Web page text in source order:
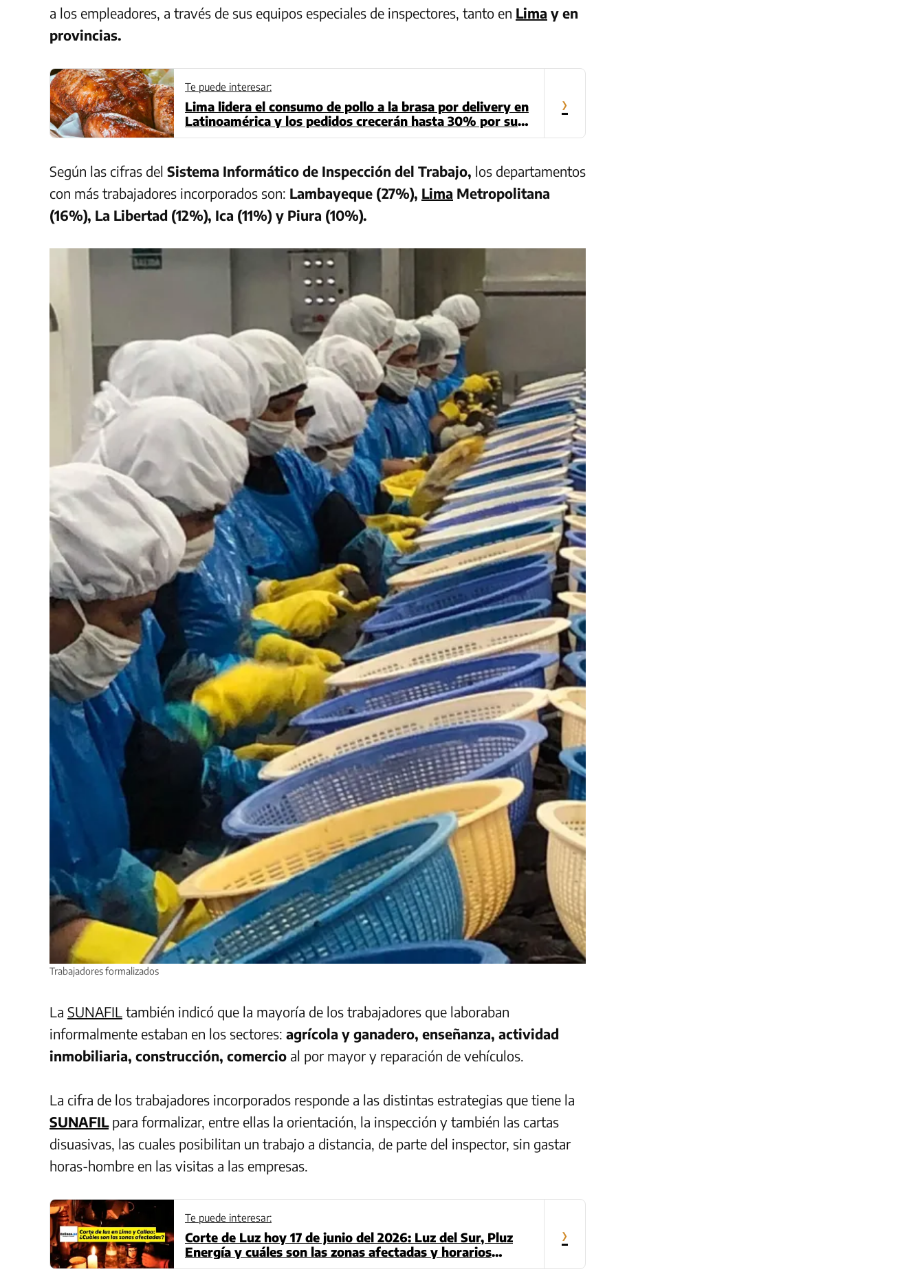
a los empleadores, a través de sus equipos especiales de inspectores, tanto en Lima y en
provincias.
Te puede interesar:
Lima lidera el consumo de pollo a la brasa por delivery en
Latinoamérica y los pedidos crecerán hasta 30% por su
día
›
Según las cifras del Sistema Informático de Inspección del Trabajo, los departamentos
con más trabajadores incorporados son: Lambayeque (27%), Lima Metropolitana
(16%), La Libertad (12%), Ica (11%) y Piura (10%).
Trabajadores formalizados
La SUNAFIL también indicó que la mayoría de los trabajadores que laboraban
informalmente estaban en los sectores: agrícola y ganadero, enseñanza, actividad
inmobiliaria, construcción, comercio al por mayor y reparación de vehículos.
La cifra de los trabajadores incorporados responde a las distintas estrategias que tiene la
SUNAFIL para formalizar, entre ellas la orientación, la inspección y también las cartas
disuasivas, las cuales posibilitan un trabajo a distancia, de parte del inspector, sin gastar
horas-hombre en las visitas a las empresas.
Te puede interesar:
Corte de Luz hoy 17 de junio del 2026: Luz del Sur, Pluz
Energía y cuáles son las zonas afectadas y horarios
(Actualizado)
›